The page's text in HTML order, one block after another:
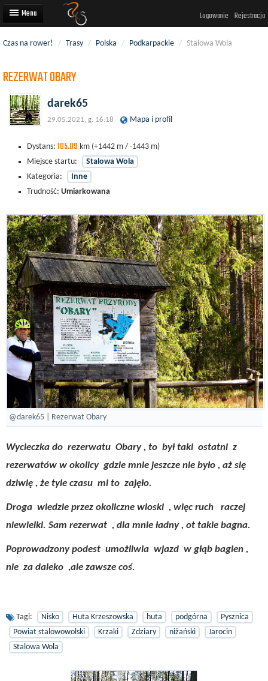
Logowanie Rejestracja
Trasy rowerowe
Wyścigi rowerowe
Użytkownicy
Dodaj
Czas na rower! / Trasy / Polska / Podkarpackie / Stalowa Wola
REZERWAT OBARY
darek65
29.05.2021, g. 16:18 Mapa i profil
Dystans: 105.09 km (+1442 m / -1443 m)
Miejsce startu:
Stalowa Wola
Kategoria:
Inne
Trudność: Umiarkowana
@darek65 | Rezerwat Obary
Wycieczka do rezerwatu Obary , to był taki ostatni z
rezerwatów w okolicy gdzie mnie jeszcze nie było , aż się
dziwię , że tyle czasu mi to zajęło.
Droga wiedzie przez okoliczne wioski , więc ruch raczej
niewielki. Sam rezerwat , dla mnie ładny , ot takie bagna.
Poprowadzony podest umożliwia wjazd w głąb bagien ,
nie za daleko ,ale zawsze coś.
Tagi: Nisko Huta Krzeszowska huta podgórna
Pysznica
Powiat stalowowolski
Krzaki Zdziary niżański
Jarocin
Stalowa Wola